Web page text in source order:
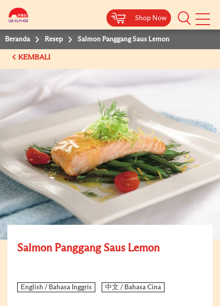
Shop Now
Shop Now
Beranda Resep Salmon Panggang Saus Lemon
KEMBALI
Salmon Panggang Saus Lemon